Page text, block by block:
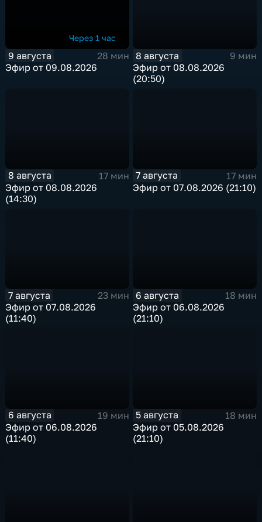
Через 1 час
9 августа
28 мин
Эфир от 09.08.2026
8 августа
9 мин
Эфир от 08.08.2026
(20:50)
8 августа
17 мин
Эфир от 08.08.2026
(14:30)
7 августа
17 мин
Эфир от 07.08.2026 (21:10)
7 августа
23 мин
Эфир от 07.08.2026
(11:40)
6 августа
18 мин
Эфир от 06.08.2026
(21:10)
6 августа
19 мин
Эфир от 06.08.2026
(11:40)
5 августа
18 мин
Эфир от 05.08.2026
(21:10)